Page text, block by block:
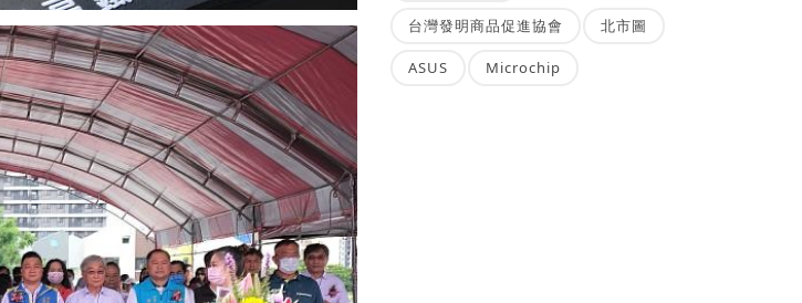
台灣發明商品促進協會 北市圖
ASUS Microchip